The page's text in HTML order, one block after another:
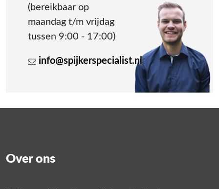
(bereikbaar op
maandag t/m vrijdag
tussen 9:00 - 17:00)
info@spijkerspecialist.nl
Over ons